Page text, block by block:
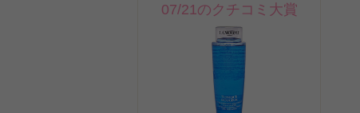
07/21のクチコミ大賞